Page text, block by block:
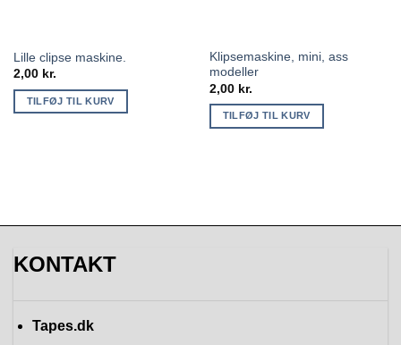
Lille clipse maskine.
2,00 kr.
TILFØJ TIL KURV
Klipsemaskine, mini, ass
modeller
2,00 kr.
TILFØJ TIL KURV
KONTAKT
Tapes.dk